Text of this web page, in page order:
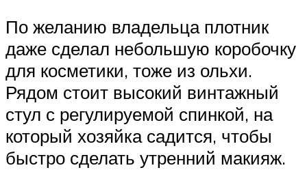
По желанию владельца плотник
даже сделал небольшую коробочку
для косметики, тоже из ольхи.
Рядом стоит высокий винтажный
стул с регулируемой спинкой, на
который хозяйка садится, чтобы
быстро сделать утренний макияж.